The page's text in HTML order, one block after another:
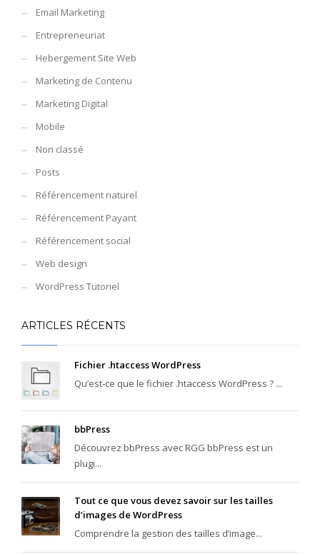
Email Marketing
Entrepreneuriat
Hebergement Site Web
Marketing de Contenu
Marketing Digital
Mobile
Non classé
Posts
Référencement naturel
Référencement Payant
Référencement social
Web design
WordPress Tutoriel
ARTICLES RÉCENTS
Fichier .htaccess WordPress
Qu’est-ce que le fichier .htaccess WordPress ? ...
bbPress
Découvrez bbPress avec RGG bbPress est un
plugi...
Tout ce que vous devez savoir sur les tailles
d’images de WordPress
Comprendre la gestion des tailles d’image...